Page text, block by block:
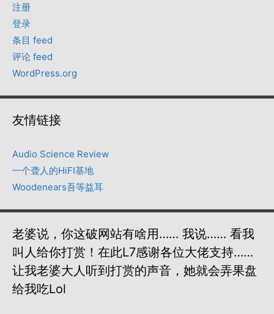
注册
登录
条目 feed
评论 feed
WordPress.org
友情链接
Audio Science Review
一个聋人的HiFI基地
Woodenears吾等益耳
老婆说，你这破网站有啥用…… 我说…… 看我
叫人给你打赏！在此L7感谢各位大佬支持……
让我老婆大人听到打赏的声音，她就会弄果盘
给我吃lol